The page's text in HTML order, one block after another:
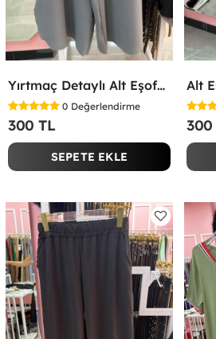
Yırtmaç Detaylı Alt Eşofman Altı Gri
0 Değerlendirme
300 TL
SEPETE EKLE
300